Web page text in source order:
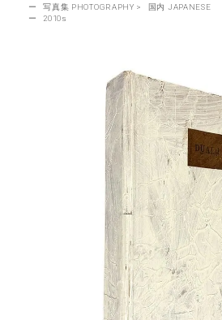
ー 写真集 PHOTOGRAPHY >
国内 JAPANESE
ー
2010s